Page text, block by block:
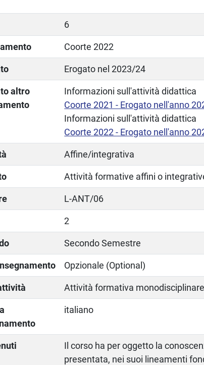
6
Coorte 2022
Erogato nel 2023/24
altro
Informazioni sull'attività didattica
Coorte 2021 - Erogato nell'anno
Informazioni sull'attività didattica
Coorte 2022 - Erogato nell'anno
Affine/integrativa
Attività formative affini o
L-ANT/06
2
Secondo Semestre
Opzionale (Optional)
Attività formativa monodisciplinare
italiano
Il corso ha per oggetto la
presentata, nei suoi lineamenti